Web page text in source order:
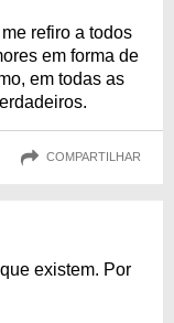
refiro a todos
em forma de
em todas as
COMPARTILHAR
existem. Por